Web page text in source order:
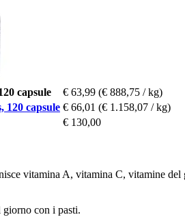
capsule € 63,99 (€ 888,75 / kg)
120 capsule € 66,01 (€ 1.158,07 / kg)
€ 130,00
vitamina A, vitamina C, vitamine
giorno con i pasti.